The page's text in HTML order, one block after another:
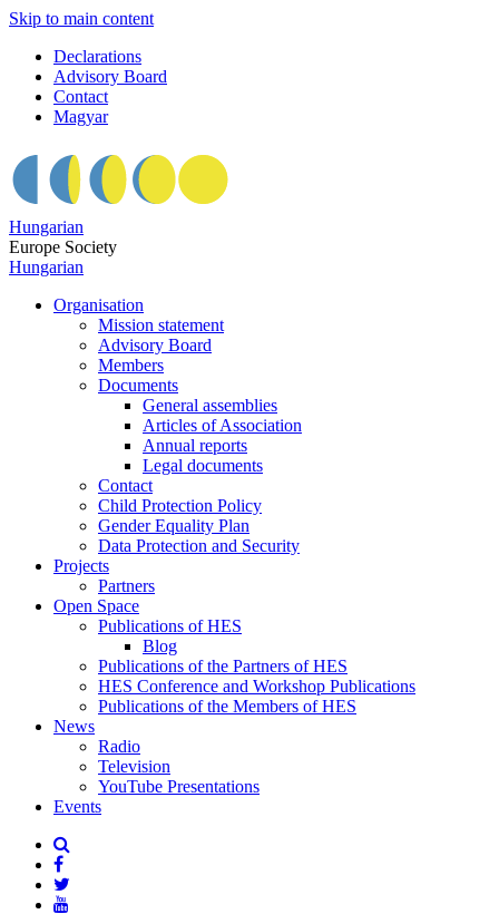
Skip to main content
Declarations
Advisory Board
Contact
Magyar
Hungarian
Europe Society
Hungarian
Organisation
Mission statement
Advisory Board
Members
Documents
General assemblies
Articles of Association
Annual reports
Legal documents
Contact
Child Protection Policy
Gender Equality Plan
Data Protection and Security
Projects
Partners
Open Space
Publications of HES
Blog
Publications of the Partners of HES
HES Conference and Workshop Publications
Publications of the Members of HES
News
Radio
Television
YouTube Presentations
Events